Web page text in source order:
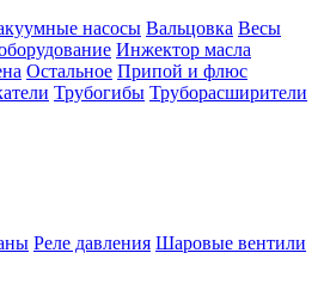
насосы Вальцовка Весы
Инжектор масла
Остальное Припой и флюс
Трубогибы Труборасширители
Реле давления Шаровые вентили